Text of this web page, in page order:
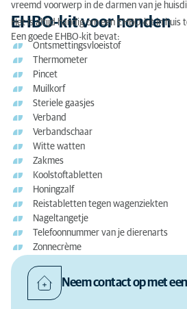
vreemd voorwerp in de darmen van je
EHBO-kit voor honden
Het is altijd handig om een EHBO-kit in huis
Een goede EHBO-kit bevat:
Ontsmettingsvloeistof
Thermometer
Pincet
Muilkorf
Steriele gaasjes
Verband
Verbandschaar
Witte watten
Zakmes
Koolstoftabletten
Honingzalf
Reistabletten tegen wagenziekten
Nageltangetje
Telefoonnummer van je dierenarts
Zonnecrème
Neem contact op met